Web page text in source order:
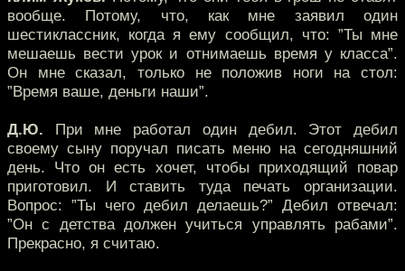
вообще. Потому, что, как мне заявил один
шестиклассник, когда я ему сообщил, что: ”Ты мне
мешаешь вести урок и отнимаешь время у класса”.
Он мне сказал, только не положив ноги на стол:
”Время ваше, деньги наши”.
Д.Ю. При мне работал один дебил. Этот дебил
своему сыну поручал писать меню на сегодняшний
день. Что он есть хочет, чтобы приходящий повар
приготовил. И ставить туда печать организации.
Вопрос: ”Ты чего дебил делаешь?” Дебил отвечал:
”Он с детства должен учиться управлять рабами”.
Прекрасно, я считаю.